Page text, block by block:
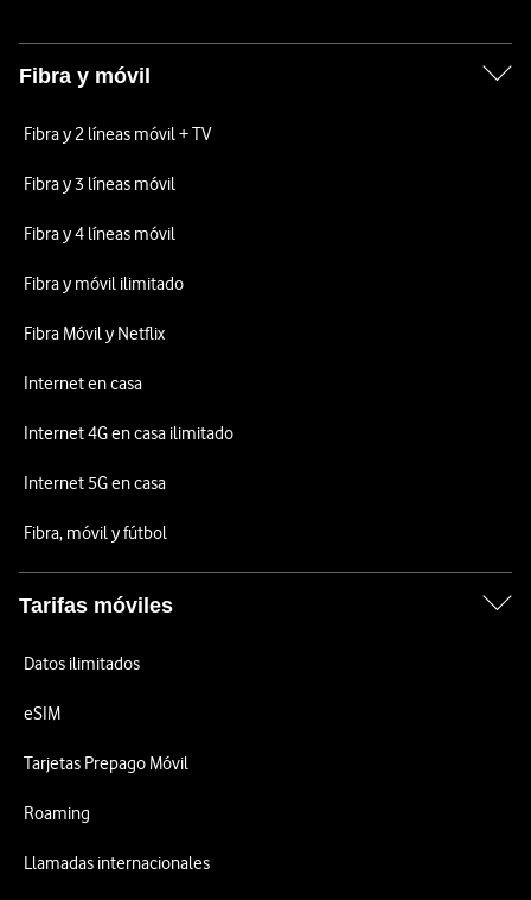
Fibra y móvil
Fibra y 2 líneas móvil + TV
Fibra y 3 líneas móvil
Fibra y 4 líneas móvil
Fibra y móvil ilimitado
Fibra Móvil y Netflix
Internet en casa
Internet 4G en casa ilimitado
Internet 5G en casa
Fibra, móvil y fútbol
Tarifas móviles
Datos ilimitados
eSIM
Tarjetas Prepago Móvil
Roaming
Llamadas internacionales